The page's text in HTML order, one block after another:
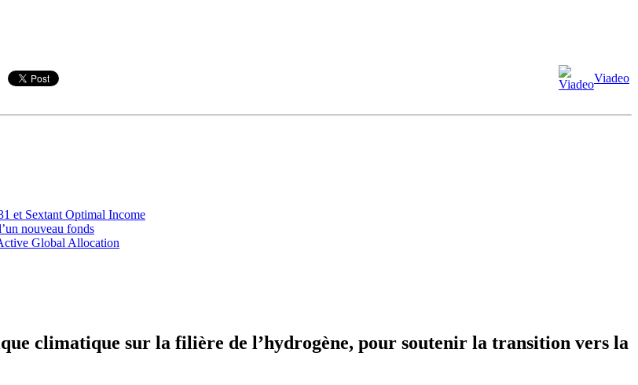
Viadeo
et Sextant Optimal Income
nouveau fonds
Global Allocation
climatique sur la filière de l’hydrogène, pour soutenir la transition vers la